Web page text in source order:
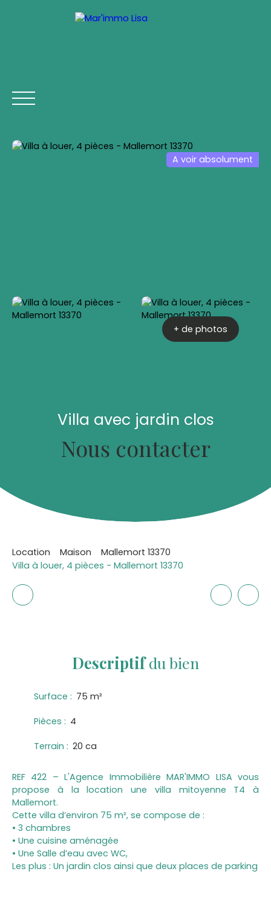
VENDRE VIAGER
A voir absolument
+ de photos
Villa avec jardin clos
Nous contacter
Location Maison
Mallemort 13370
Villa à louer, 4 pièces - Mallemort 13370
Descriptifdu bien
Surface : 75 m²
Pièces : 4
Terrain : 20 ca
REF 422 – L'Agence Immobilière MAR'IMMO LISA vous
propose à la location une villa mitoyenne T4 à
Mallemort.
Cette villa d’environ 75 m², se compose de :
• 3 chambres
• Une cuisine aménagée
• Une Salle d’eau avec WC,
Les plus : Un jardin clos ainsi que deux places de parking